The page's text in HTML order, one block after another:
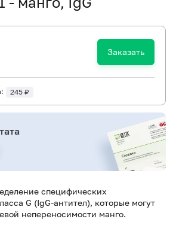
специфических
G (IgG-антител), которые могут
непереносимости манго.
Заказать
245 ₽